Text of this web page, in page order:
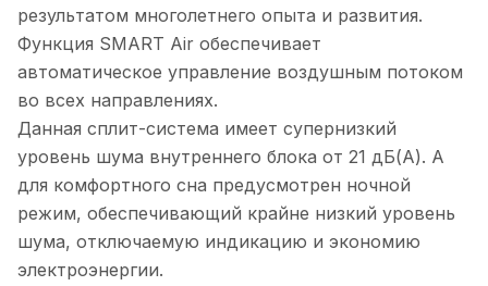
результатом многолетнего опыта и развития.
Функция SMART Air обеспечивает
автоматическое управление воздушным потоком
во всех направлениях.
Данная сплит-система имеет супернизкий
уровень шума внутреннего блока от 21 дБ(А). А
для комфортного сна предусмотрен ночной
режим, обеспечивающий крайне низкий уровень
шума, отключаемую индикацию и экономию
электроэнергии.